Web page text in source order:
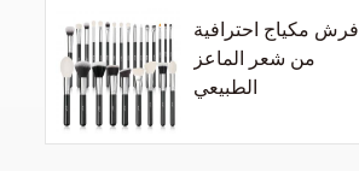
فرش مكياج احترافية
من شعر الماعز
الطبيعي